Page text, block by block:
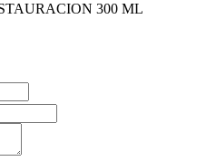
300 ML